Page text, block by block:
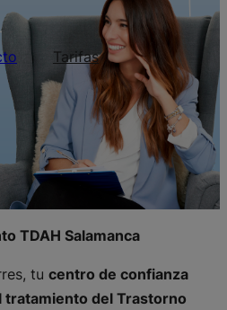
Tarifas
TDAH Salamanca
tu centro de confianza
tratamiento del Trastorno